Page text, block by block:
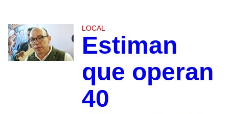
LOCAL
Estiman
que operan
40